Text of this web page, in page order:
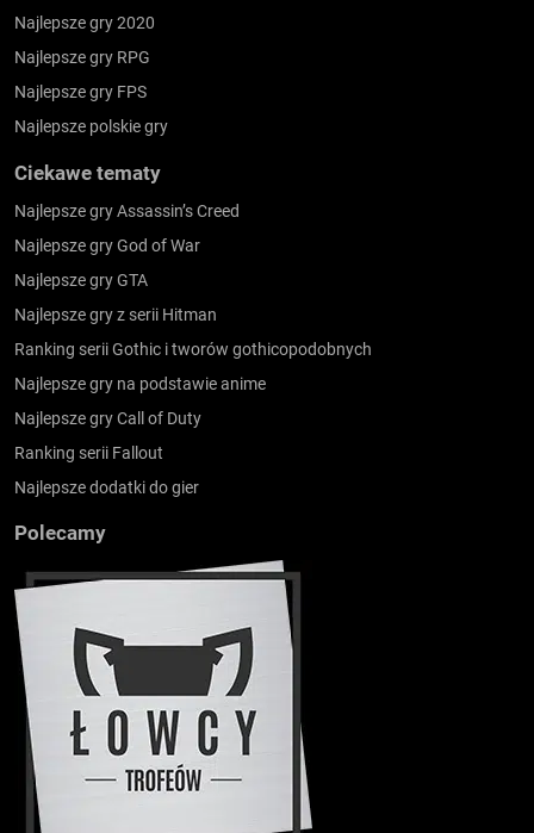
Najlepsze gry 2020
Najlepsze gry RPG
Najlepsze gry FPS
Najlepsze polskie gry
Ciekawe tematy
Najlepsze gry Assassin’s Creed
Najlepsze gry God of War
Najlepsze gry GTA
Najlepsze gry z serii Hitman
Ranking serii Gothic i tworów gothicopodobnych
Najlepsze gry na podstawie anime
Najlepsze gry Call of Duty
Ranking serii Fallout
Najlepsze dodatki do gier
Polecamy